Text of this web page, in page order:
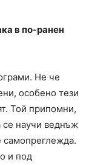
в по-ранен
Не че
особено тези
Той припомни,
се научи веднъж
самопреглежда.
и под